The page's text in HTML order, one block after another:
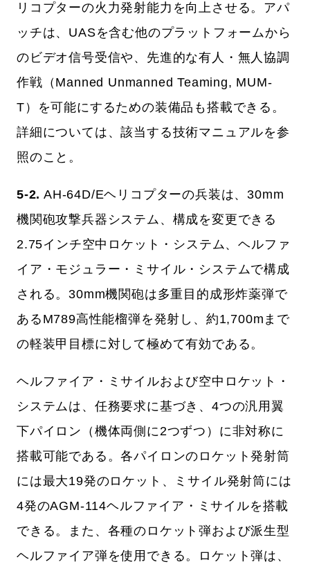
リコプターの火力発射能力を向上させる。アパ
ッチは、UASを含む他のプラットフォームから
のビデオ信号受信や、先進的な有人・無人協調
作戦（Manned Unmanned Teaming, MUM-
T）を可能にするための装備品も搭載できる。
詳細については、該当する技術マニュアルを参
照のこと。
5-2. AH-64D/Eヘリコプターの兵装は、30mm
機関砲攻撃兵器システム、構成を変更できる
2.75インチ空中ロケット・システム、ヘルファ
イア・モジュラー・ミサイル・システムで構成
される。30mm機関砲は多重目的成形炸薬弾で
あるM789高性能榴弾を発射し、約1,700mまで
の軽装甲目標に対して極めて有効である。
ヘルファイア・ミサイルおよび空中ロケット・
システムは、任務要求に基づき、4つの汎用翼
下パイロン（機体両側に2つずつ）に非対称に
搭載可能である。各パイロンのロケット発射筒
には最大19発のロケット、ミサイル発射筒には
4発のAGM-114ヘルファイア・ミサイルを搭載
できる。また、各種のロケット弾および派生型
ヘルファイア弾を使用できる。ロケット弾は、